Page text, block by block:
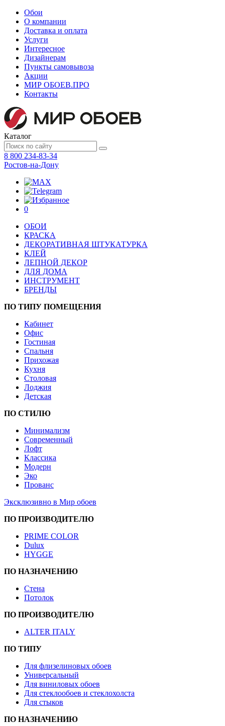
Обои
О компании
Доставка и оплата
Услуги
Интересное
Дизайнерам
Пункты самовывоза
Акции
МИР ОБОЕВ.ПРО
Контакты
Каталог
8 800 234-83-34
Ростов-на-Дону
0
ОБОИ
КРАСКА
ДЕКОРАТИВНАЯ ШТУКАТУРКА
КЛЕЙ
ЛЕПНОЙ ДЕКОР
ДЛЯ ДОМА
ИНСТРУМЕНТ
БРЕНДЫ
ПО ТИПУ ПОМЕЩЕНИЯ
Кабинет
Офис
Гостиная
Спальня
Прихожая
Кухня
Столовая
Лоджия
Детская
ПО СТИЛЮ
Минимализм
Современный
Лофт
Классика
Модерн
Эко
Прованс
Эксклюзивно в Мир обоев
ПО ПРОИЗВОДИТЕЛЮ
PRIME COLOR
Dulux
HYGGE
ПО НАЗНАЧЕНИЮ
Стена
Потолок
ПО ПРОИЗВОДИТЕЛЮ
ALTER ITALY
ПО ТИПУ
Для флизелиновых обоев
Универсальный
Для виниловых обоев
Для стеклообоев и стеклохолста
Для стыков
ПО НАЗНАЧЕНИЮ